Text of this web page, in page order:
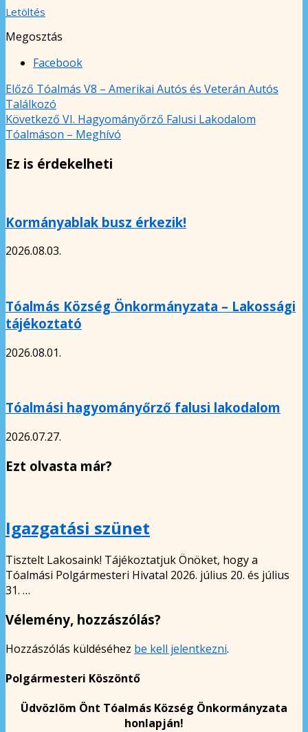
Letöltés
Megosztás
Facebook
Előző Tóalmás V8 – Amerikai Autós és Veterán Autós
Találkozó
Következő VI. Hagyományőrző Falusi Lakodalom
Tóalmáson – Meghívó
Ez is érdekelheti
Kormányablak busz érkezik!
2026.08.03.
Tóalmás Község Önkormányzata – Lakossági
tájékoztató
2026.08.01.
Tóalmási hagyományőrző falusi lakodalom
2026.07.27.
Ezt olvasta már?
Igazgatási szünet
Tisztelt Lakosaink! Tájékoztatjuk Önöket, hogy a
Tóalmási Polgármesteri Hivatal 2026. július 20. és július
31. …
Vélemény, hozzászólás?
Hozzászólás küldéséhez be kell jelentkezni.
Polgármesteri Köszöntő
Üdvözlöm Önt Tóalmás Község Önkormányzata
honlapján!